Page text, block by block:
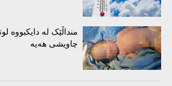
منداڵێک لە دایکبووە
چاویشی هەیە